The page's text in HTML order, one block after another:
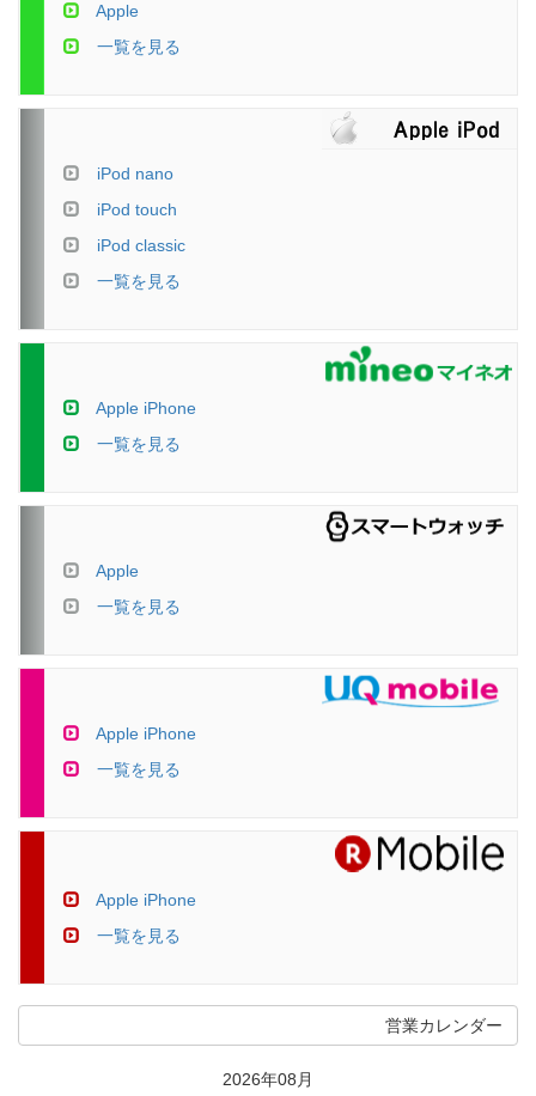
Apple
一覧を見る
iPod nano
iPod touch
iPod classic
一覧を見る
Apple iPhone
一覧を見る
Apple
一覧を見る
Apple iPhone
一覧を見る
Apple iPhone
一覧を見る
営業カレンダー
2026年08月